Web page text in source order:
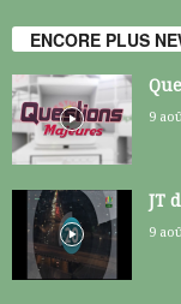
ENCORE PLUS
9
JT
9